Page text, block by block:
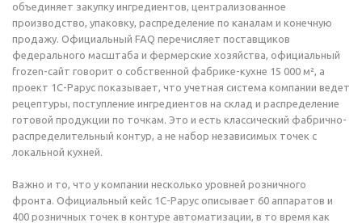
объединяет закупку ингредиентов, централизованное
производство, упаковку, распределение по каналам и конечную
продажу. Официальный FAQ перечисляет поставщиков
федерального масштаба и фермерские хозяйства, официальный
frozen-сайт говорит о собственной фабрике-кухне 15 000 м², а
проект 1С-Рарус показывает, что учетная система компании ведет
рецептуры, поступление ингредиентов на склад и распределение
готовой продукции по точкам. Это и есть классический фабрично-
распределительный контур, а не набор независимых точек с
локальной кухней.
Важно и то, что у компании несколько уровней розничного
фронта. Официальный кейс 1С-Рарус описывает 60 аппаратов и
400 розничных точек в контуре автоматизации, в то время как